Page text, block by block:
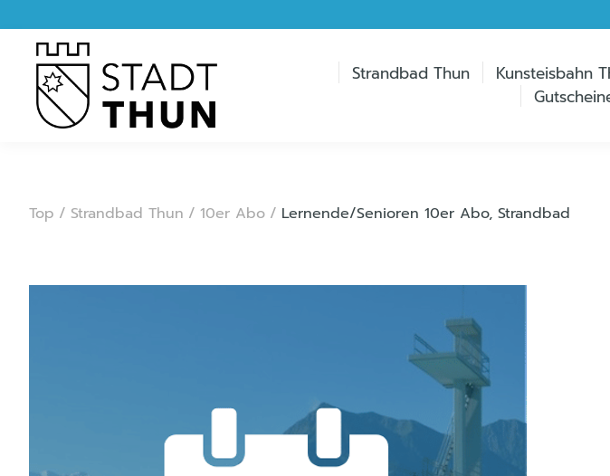
Strandbad Thun Kunsteisbahn
Top / Strandbad Thun / 10er Abo / Lernende/Senioren 10er Abo, Strandbad